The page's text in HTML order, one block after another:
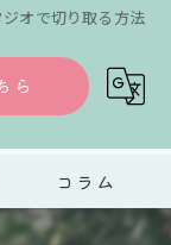
オで切り取る方法
ら
コラム